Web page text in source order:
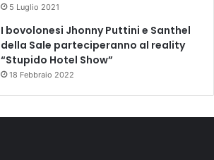
5 Luglio 2021
I bovolonesi Jhonny Puttini e Santhel
della Sale parteciperanno al reality
“Stupido Hotel Show”
18 Febbraio 2022